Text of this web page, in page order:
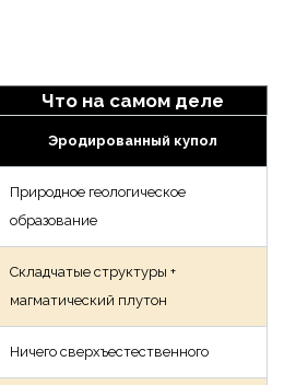
Что на самом деле
Эродированный купол
Природное геологическое
образование
Складчатые структуры +
магматический плутон
Ничего сверхъестественного